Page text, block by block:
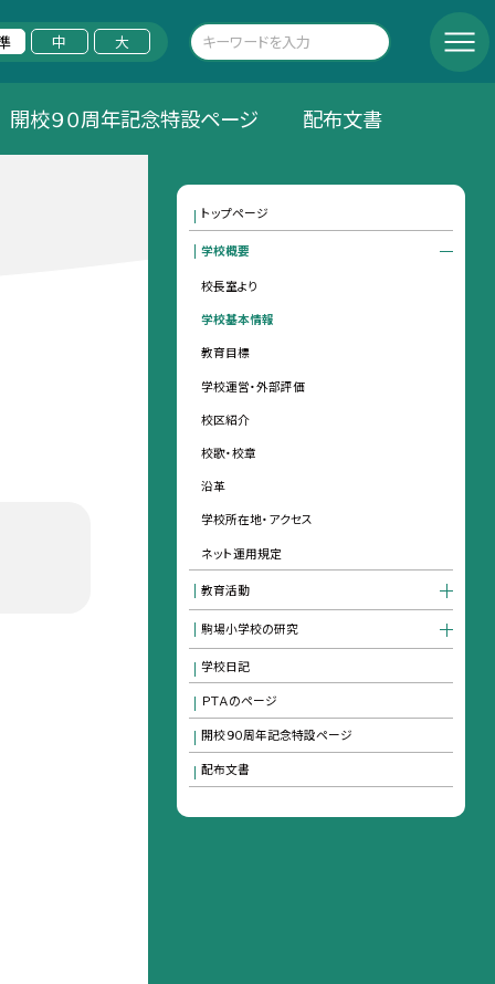
中 大
開校９０周年記念特設ページ 配布文書
トップページ
学校概要
校長室より
学校基本情報
教育目標
学校運営・外部評価
校区紹介
校歌・校章
沿革
学校所在地・アクセス
ネット運用規定
教育活動
駒場小学校の研究
学校日記
ＰＴＡのページ
開校９０周年記念特設ページ
配布文書